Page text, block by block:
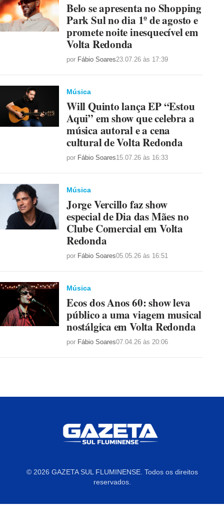
Belo se apresenta no Shopping
Park Sul no dia 1º de agosto e
promete noite inesquecível em
Volta Redonda
por Fábio Soares23.07.26 às 17:39
Música
Will Quinto lança EP “Estou
Aqui” em show que celebra a
música autoral e a cena
cultural de Volta Redonda
por Fábio Soares15.07.26 às 16:33
Música
Jorge Vercillo faz show
especial de Dia das Mães no
Clube Comercial em Volta
Redonda
por Fábio Soares05.05.26 às 16:51
Música
Ecos dos Anos 60: show leva
público a uma viagem musical
nostálgica em Volta Redonda
por Fábio Soares07.04.26 às 20:06
© 2026 GAZETA SUL FLUMINENSE. Todos os direitos
reservados.